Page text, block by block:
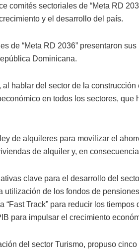
comités sectoriales de “Meta RD
y el desarrollo del país.
de “Meta RD 2036” presentaron
Dominicana.
hablar del sector de la
en todos los sectores,
de alquileres para movilizar el
de alquiler y, en
clave para el desarrollo del
utilización de los fondos de
Track” para reducir los
para impulsar el crecimiento
del sector Turismo, propuso